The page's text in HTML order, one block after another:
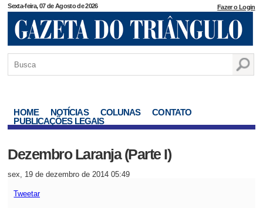
Sexta-feira, 07 de Agosto de 2026 Fazer o Login
HOME NOTÍCIAS COLUNAS
CONTATO
PUBLICAÇÕES LEGAIS
Dezembro Laranja (Parte I)
sex, 19 de dezembro de 2014 05:49
Tweetar